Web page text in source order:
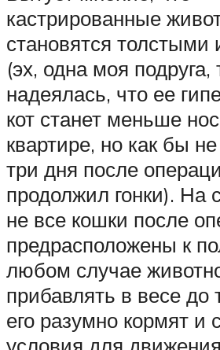
кастрированные
становятся
(эх, одна моя подруга,
надеялась, что ее
кот станет меньше
квартире, но как бы не
три дня после
продолжил гонки). На
не все кошки после
предрасположены к
любом случае
прибавлять в весе до
его разумно кормят и